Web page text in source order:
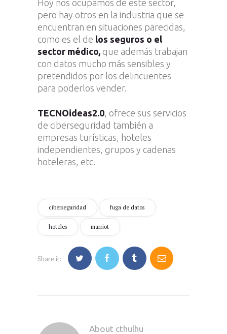
Hoy nos ocupamos de este sector,
pero hay otros en la industria que se
encuentran en situaciones parecidas,
como es el de los seguros o el
sector médico, que además trabajan
con datos mucho más sensibles y
pretendidos por los delincuentes
para poderlos vender.
TECNOideas2.0, ofrece sus servicios
de ciberseguridad también a
empresas turísticas, hoteles
independientes, grupos y cadenas
hoteleras, etc.
ciberseguridad fuga de datos
hoteles marriot
Share it:
About cthulhu